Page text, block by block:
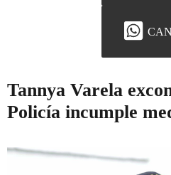
Tannya Varela
Policía incumple